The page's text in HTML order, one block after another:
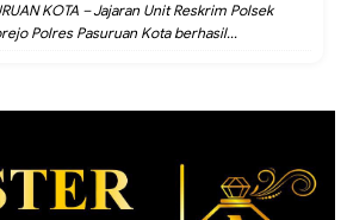
KOTA – Jajaran Unit Reskrim Polsek
Polres Pasuruan Kota berhasil...